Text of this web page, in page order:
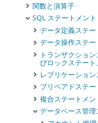
関数と演算子
SQL ステートメント
データ定義ステー
データ操作ステー
トランザクショ
びロックステート
レプリケーショ
プリペアドステー
複合ステートメン
データベース管理